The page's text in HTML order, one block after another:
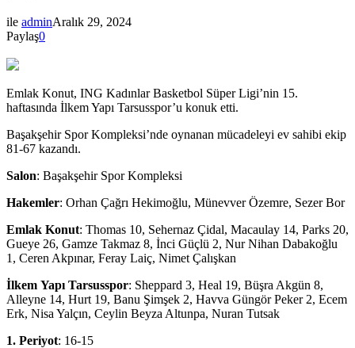
ile adminAralık 29, 2024
Paylaş0
Emlak Konut, ING Kadınlar Basketbol Süper Ligi’nin 15.
haftasında İlkem Yapı Tarsusspor’u konuk etti.
Başakşehir Spor Kompleksi’nde oynanan mücadeleyi ev sahibi ekip
81-67 kazandı.
Salon: Başakşehir Spor Kompleksi
Hakemler: Orhan Çağrı Hekimoğlu, Münevver Özemre, Sezer Bor
Emlak Konut: Thomas 10, Sehernaz Çidal, Macaulay 14, Parks 20,
Gueye 26, Gamze Takmaz 8, İnci Güçlü 2, Nur Nihan Dabakoğlu
1, Ceren Akpınar, Feray Laiç, Nimet Çalışkan
İlkem Yapı Tarsusspor: Sheppard 3, Heal 19, Büşra Akgün 8,
Alleyne 14, Hurt 19, Banu Şimşek 2, Havva Güngör Peker 2, Ecem
Erk, Nisa Yalçın, Ceylin Beyza Altunpa, Nuran Tutsak
1. Periyot: 16-15